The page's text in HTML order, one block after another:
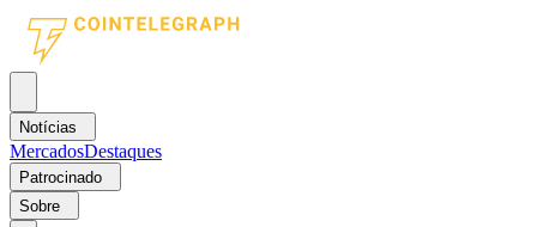
Notícias
MercadosDestaques
Patrocinado
Sobre